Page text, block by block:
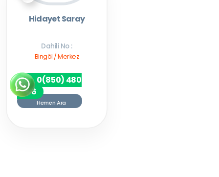
Hidayet Saray
Dahili No :
Bingöl / Merkez
0(850) 480
7256
Hemen Ara